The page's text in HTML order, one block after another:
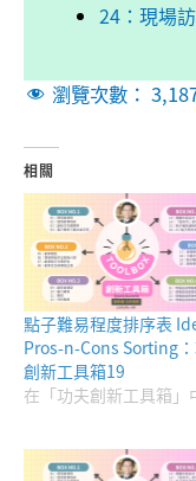
24：現場
瀏覽次數：
相關
點子難易程度排序表
Pros-n-Cons Sorting
創新工具箱19
在「功夫創新工具箱」